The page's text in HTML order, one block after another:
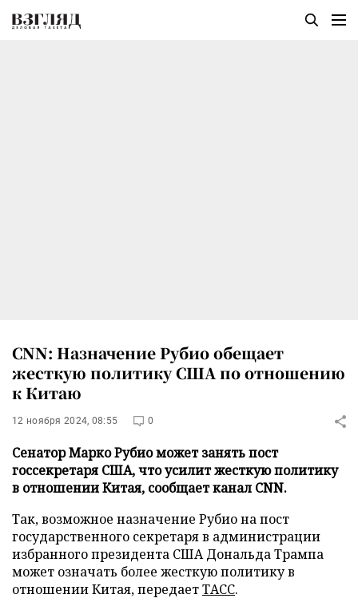
CNN: Назначение Рубио обещает
жесткую политику США по отношению
к Китаю
12 ноября 2024, 08:55 0
Сенатор Марко Рубио может занять пост
госсекретаря США, что усилит жесткую политику
в отношении Китая, сообщает канал CNN.
Так, возможное назначение Рубио на пост
государственного секретаря в администрации
избранного президента США Дональда Трампа
может означать более жесткую политику в
отношении Китая, передаетТАСС.